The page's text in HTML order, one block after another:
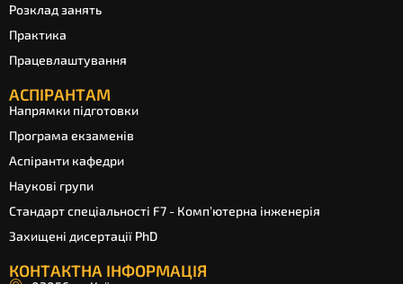
Розклад занять
Практика
Працевлаштування
АСПІРАНТАМ
Напрямки підготовки
Програма екзаменів
Аспіранти кафедри
Наукові групи
Стандарт спеціальності F7 - Комп’ютерна інженерія
Захищені дисертації PhD
КОНТАКТНА ІНФОРМАЦІЯ